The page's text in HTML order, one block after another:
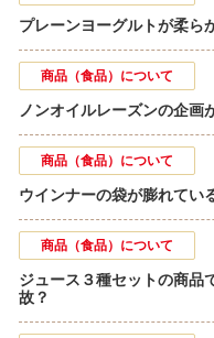
プレーンヨーグルトが柔ら
商品（食品）について
ノンオイルレーズンの企画
商品（食品）について
ウインナーの袋が膨れてい
商品（食品）について
ジュース３種セットの商品
故？